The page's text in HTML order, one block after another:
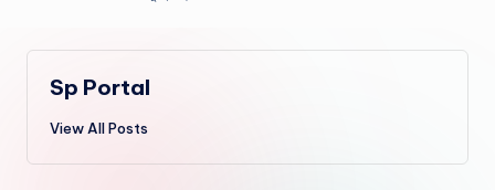
Sp Portal
View All Posts